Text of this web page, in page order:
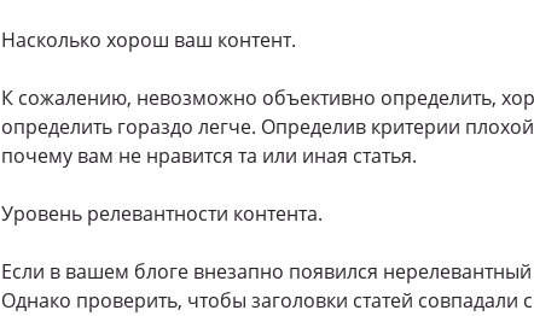
Насколько хорош ваш контент.
К сожалению, невозможно объективно определить,
определить гораздо легче. Определив критерии
почему вам не нравится та или иная статья.
Уровень релевантности контента.
Если в вашем блоге внезапно появился нерелевантный
Однако проверить, чтобы заголовки статей